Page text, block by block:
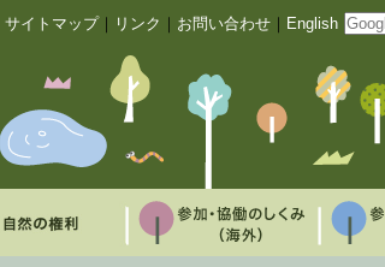
サイトマップ｜ リンク お問い合わせ English